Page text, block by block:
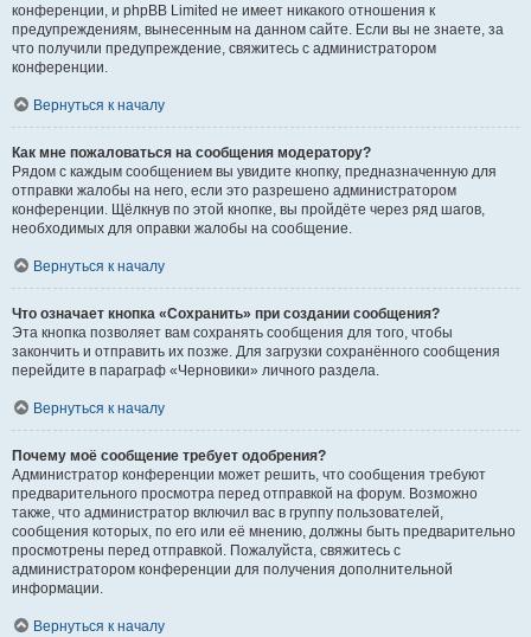
конференции, и phpBB Limited не имеет никакого отношения к
предупреждениям, вынесенным на данном сайте. Если вы не знаете, за
что получили предупреждение, свяжитесь с администратором
конференции.
Вернуться к началу
Как мне пожаловаться на сообщения модератору?
Рядом с каждым сообщением вы увидите кнопку, предназначенную для
отправки жалобы на него, если это разрешено администратором
конференции. Щёлкнув по этой кнопке, вы пройдёте через ряд шагов,
необходимых для оправки жалобы на сообщение.
Вернуться к началу
Что означает кнопка «Сохранить» при создании сообщения?
Эта кнопка позволяет вам сохранять сообщения для того, чтобы
закончить и отправить их позже. Для загрузки сохранённого сообщения
перейдите в параграф «Черновики» личного раздела.
Вернуться к началу
Почему моё сообщение требует одобрения?
Администратор конференции может решить, что сообщения требуют
предварительного просмотра перед отправкой на форум. Возможно
также, что администратор включил вас в группу пользователей,
сообщения которых, по его или её мнению, должны быть предварительно
просмотрены перед отправкой. Пожалуйста, свяжитесь с
администратором конференции для получения дополнительной
информации.
Вернуться к началу